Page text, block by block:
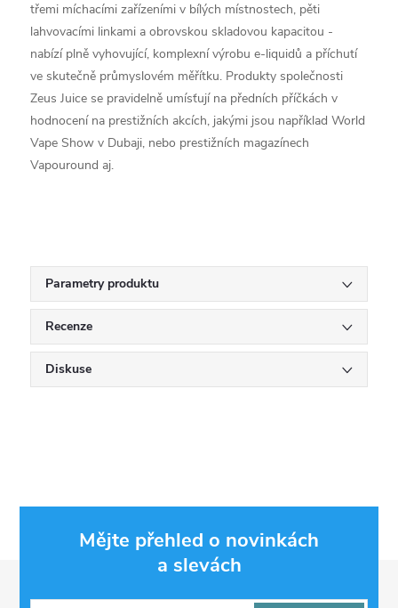
třemi míchacími zařízeními v bílých místnostech, pěti
lahvovacími linkami a obrovskou skladovou kapacitou -
nabízí plně vyhovující, komplexní výrobu e-liquidů a příchutí
ve skutečně průmyslovém měřítku. Produkty společnosti
Zeus Juice se pravidelně umísťují na předních příčkách v
hodnocení na prestižních akcích, jakými jsou například World
Vape Show v Dubaji, nebo prestižních magazínech
Vapouround aj.
Parametry produktu
Recenze
Diskuse
Mějte přehled o novinkách
a slevách